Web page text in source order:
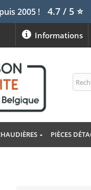
2005 ! 4.7 / 5⭐
Informations
PIÈCES